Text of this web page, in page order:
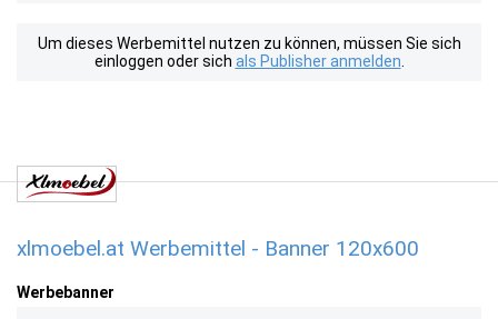
Um dieses Werbemittel nutzen zu können, müssen Sie sich
einloggen oder sich als Publisher anmelden
xlmoebel.at Werbemittel - Banner 120x600
Werbebanner